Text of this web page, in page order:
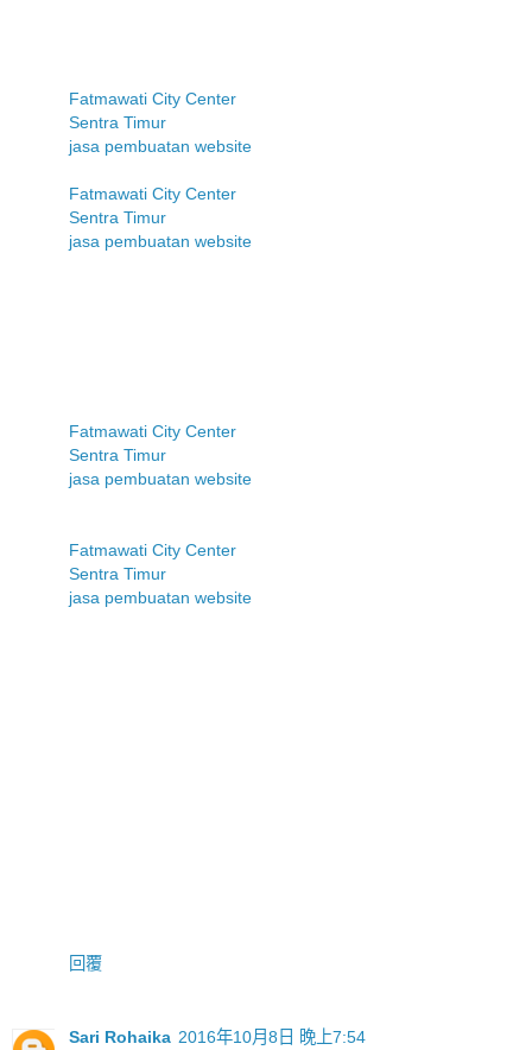
Fatmawati City Center
Sentra Timur
jasa pembuatan website
Fatmawati City Center
Sentra Timur
jasa pembuatan website
Fatmawati City Center
Sentra Timur
jasa pembuatan website
Fatmawati City Center
Sentra Timur
jasa pembuatan website
回覆
Sari Rohaika 2016年10月8日 晚上7:54